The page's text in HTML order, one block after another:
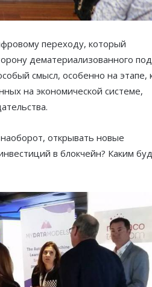
переходу, который
дематериализованного
смысл, особенно на этапе,
на экономической системе,
открывать новые
в блокчейн? Каким